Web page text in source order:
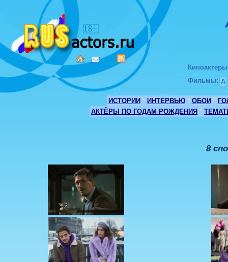
Киноактеры
Фильмы: А
ИСТОРИИ * ИНТЕРВЬЮ * ОБОИ *
АКТЁРЫ ПО ГОДАМ РОЖДЕНИЯ *
8